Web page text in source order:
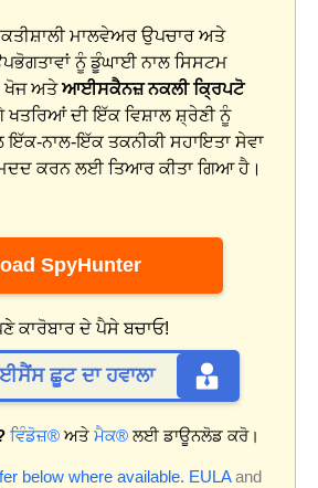
ਮਾਲਵੇਅਰ ਉਪਚਾਰ ਅਤੇ
ਨੂੰ ਡੂੰਘਾਈ ਨਾਲ ਸਿਸਟਮ
ਖੋਜ ਅਤੇਆਈਸਕੈਨਜ਼ ਨਕਲੀ ਕ੍ਰਿਪਟੋ
ਦੀ ਇੱਕ ਵਿਸ਼ਾਲ ਸ਼੍ਰੇਣੀ ਨੂੰ
ਇੱਕ-ਨਾਲ-ਇੱਕ ਤਕਨੀਕੀ ਸਹਾਇਤਾ ਸੇਵਾ
ਕਰਨ ਲਈ ਤਿਆਰ ਕੀਤਾ ਗਿਆ ਹੈ।
SpyHunter
ਕਾਰੋਬਾਰ ਦੇ ਪੈਸੇ ਬਚਾਓ!
ਛੂਟ ਦਾ ਹਵਾਲਾ
ਵਿੰਡੋਜ਼® ਅਤੇ ਮੈਕ® ਲਈ ਡਾਊਨਲੋਡ ਕਰੋ।
below where available. EULAand